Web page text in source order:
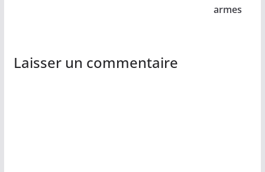
armes
Laisser un commentaire